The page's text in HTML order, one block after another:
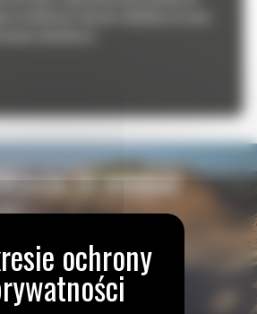
BY WYBRAĆ
zintegrowany z fotelem